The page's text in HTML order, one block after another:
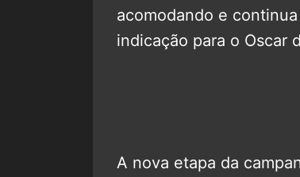
acomodando e
indicação para o Oscar
A nova etapa da